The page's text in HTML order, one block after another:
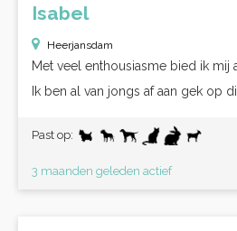
Isabel
Heerjansdam
Met veel enthousiasme bied ik mij
Ik ben al van jongs af aan gek op
Past op:
3 maanden geleden actief